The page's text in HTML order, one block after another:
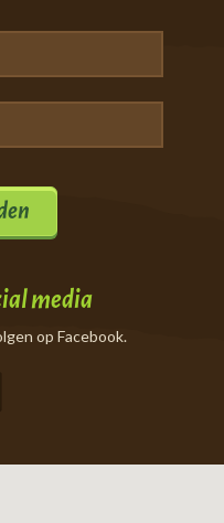
media
op Facebook.